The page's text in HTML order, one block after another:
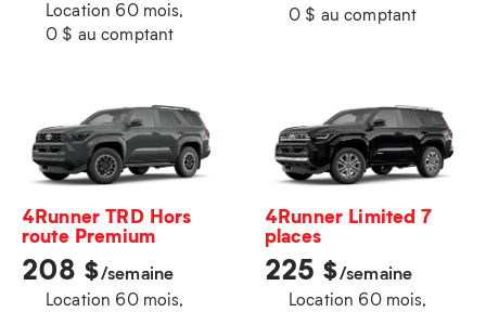
Location 60 mois,
0 $ au comptant
0 $ au comptant
4Runner TRD Hors
route Premium
208 $/semaine
Location 60 mois,
4Runner Limited 7
places
225 $/semaine
Location 60 mois,